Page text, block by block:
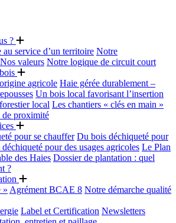
?
service d’un territoire Notre
Nos valeurs Notre logique de circuit court
agricole Haie gérée durablement –
Un bois local favorisant l’insertion
local Les chantiers « clés en main »
de proximité
pour se chauffer Du bois déchiqueté pour
pour des usages agricoles Le Plan
des Haies Dossier de plantation : quel
?
» Agrément BCAE 8 Notre démarche qualité
Label et Certification Newsletters